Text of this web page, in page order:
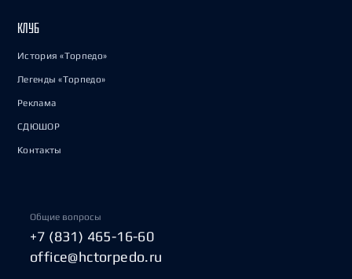
КЛУБ
История «Торпедо»
Легенды «Торпедо»
Реклама
СДЮШОР
Контакты
Общие вопросы
+7 (831) 465-16-60
office@hctorpedo.ru